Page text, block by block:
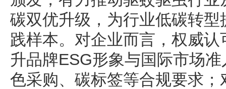
碳双优升级，为行业低碳转
践样本。对企业而言，权威
升品牌ESG形象与国际市场
色采购、碳标签等合规要求